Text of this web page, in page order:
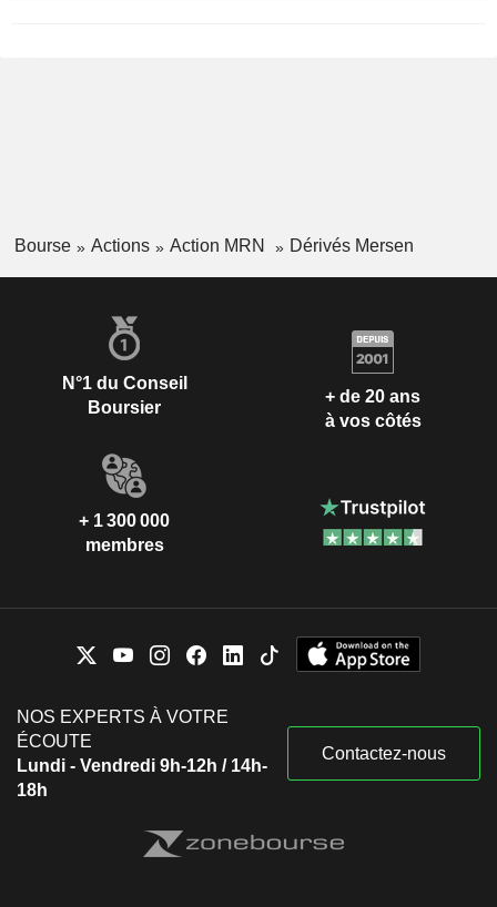
Bourse Actions Action MRN Dérivés Mersen
N°1 du Conseil
Boursier
+ de 20 ans
à vos côtés
+ 1 300 000
membres
NOS EXPERTS À VOTRE
ÉCOUTE
Lundi - Vendredi 9h-12h / 14h-
18h
Contactez-nous